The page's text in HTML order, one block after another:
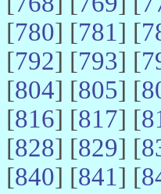
[780] [781] [
[792] [793] [
[804] [805] [
[816] [817] [
[828] [829] [
[840] [841] [